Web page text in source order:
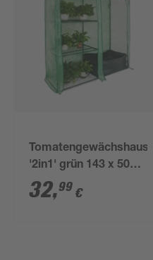
Tomatengewächshaus
'2in1' grün 143 x 50
cm
32,99 €